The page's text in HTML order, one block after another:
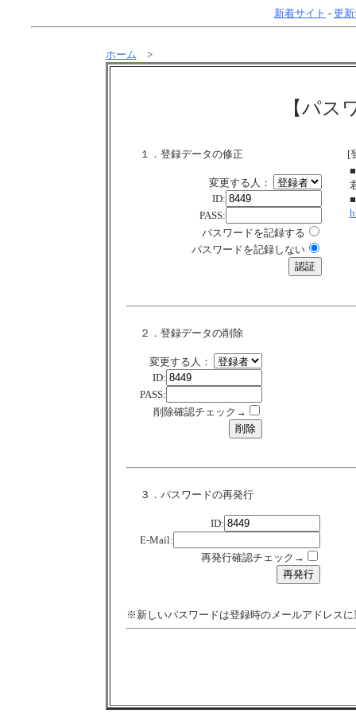
新着サイト - 更
ホーム >
【パス
１．登録データの修正
変更する人：
ID:
PASS:
パスワードを記録する
パスワードを記録しない
[
２．登録データの削除
変更する人：
ID:
PASS:
削除確認チェック→
３．パスワードの再発行
ID:
E-Mail:
再発行確認チェック→
※新しいパスワードは登録時のメールアドレスに